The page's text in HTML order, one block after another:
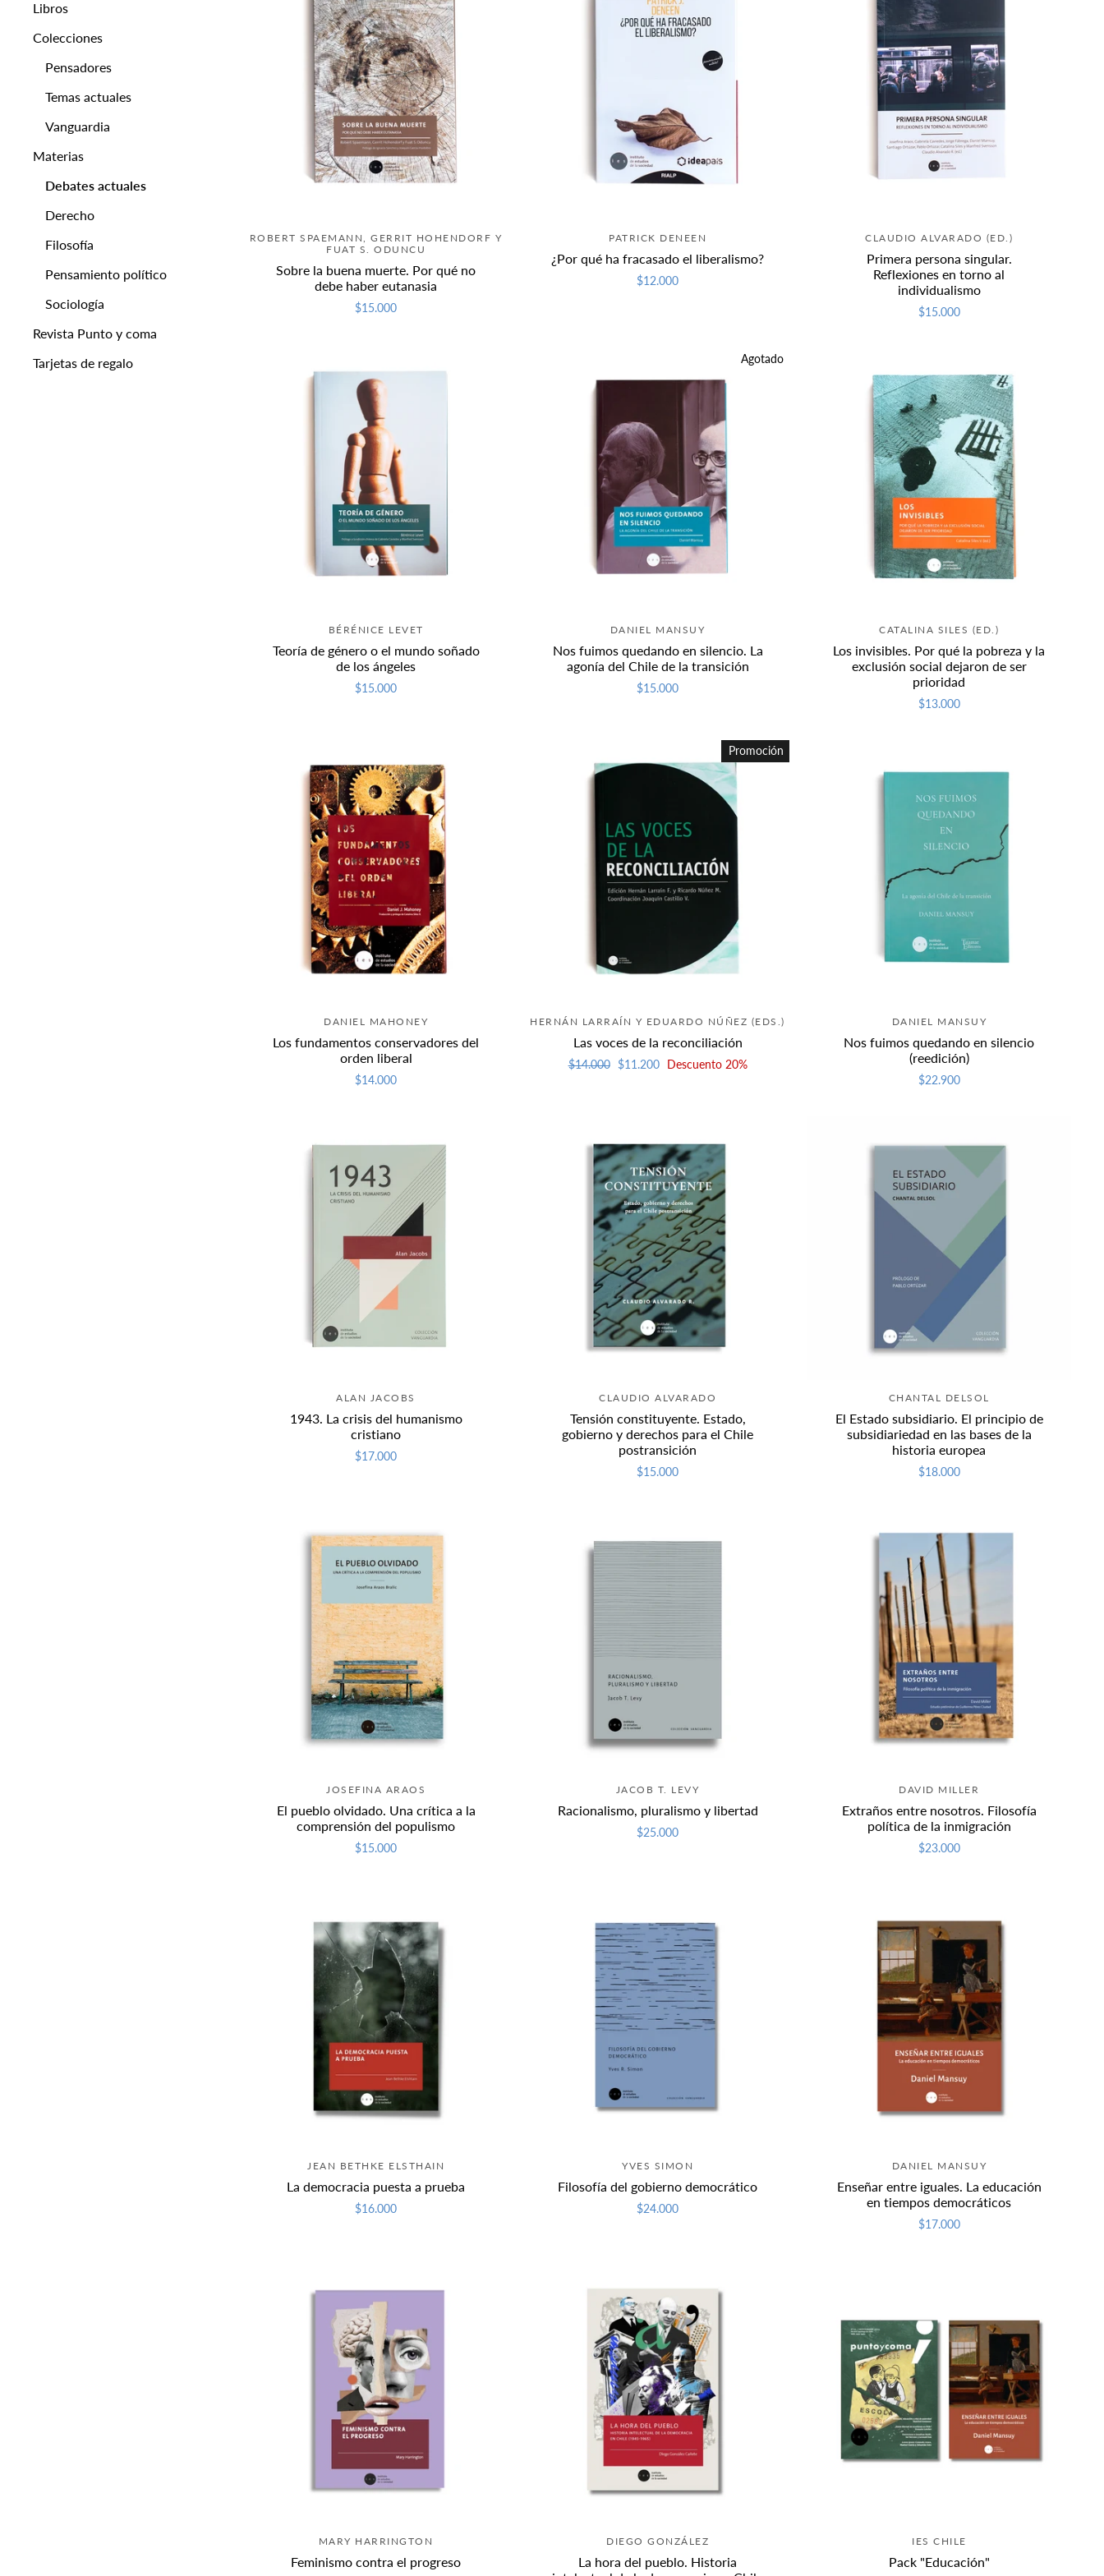
Libros
Colecciones
Pensadores
Temas actuales
Vanguardia
Materias
Debates actuales
Derecho
Filosofía
Pensamiento político
Sociología
Revista Punto y coma
Tarjetas de regalo
ROBERT SPAEMANN, GERRIT HOHENDORF Y
FUAT S. ODUNCU
Sobre la buena muerte. Por qué no
debe haber eutanasia
$15.000
PATRICK DENEEN
¿Por qué ha fracasado el liberalismo?
$12.000
CLAUDIO ALVARADO (ED.)
Primera persona singular.
Reflexiones en torno al
individualismo
$15.000
BÉRÉNICE LEVET
Teoría de género o el mundo soñado
de los ángeles
$15.000
Agotado
DANIEL MANSUY
Nos fuimos quedando en silencio. La
agonía del Chile de la transición
$15.000
CATALINA SILES (ED.)
Los invisibles. Por qué la pobreza y la
exclusión social dejaron de ser
prioridad
$13.000
DANIEL MAHONEY
Los fundamentos conservadores del
orden liberal
$14.000
Promoción
HERNÁN LARRAÍN Y EDUARDO NÚÑEZ (EDS.)
Las voces de la reconciliación
Precio
$14.000
Precio
$11.200 Descuento 20%
DANIEL MANSUY
Nos fuimos quedando en silencio
(reedición)
$22.900
ALAN JACOBS
1943. La crisis del humanismo
cristiano
$17.000
CLAUDIO ALVARADO
Tensión constituyente. Estado,
gobierno y derechos para el Chile
postransición
$15.000
CHANTAL DELSOL
El Estado subsidiario. El principio de
subsidiariedad en las bases de la
historia europea
$18.000
JOSEFINA ARAOS
El pueblo olvidado. Una crítica a la
comprensión del populismo
$15.000
JACOB T. LEVY
Racionalismo, pluralismo y libertad
$25.000
DAVID MILLER
Extraños entre nosotros. Filosofía
política de la inmigración
$23.000
JEAN BETHKE ELSTHAIN
La democracia puesta a prueba
$16.000
YVES SIMON
Filosofía del gobierno democrático
$24.000
DANIEL MANSUY
Enseñar entre iguales. La educación
en tiempos democráticos
$17.000
MARY HARRINGTON
Feminismo contra el progreso
DIEGO GONZÁLEZ
La hora del pueblo. Historia
IES CHILE
Pack "Educación"